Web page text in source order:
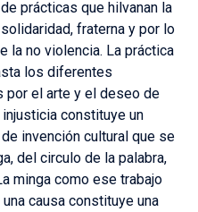
prácticas que hilvanan la
fraterna y por lo
la no violencia. La práctica
los diferentes
por el arte y el deseo de
constituye un
invención cultural que se
del circulo de la palabra,
minga como ese trabajo
causa constituye una